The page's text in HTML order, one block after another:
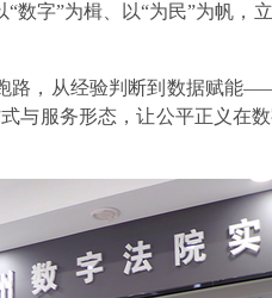
数字”为楫、以“为民”为帆，
路，从经验判断到数据赋能
与服务形态，让公平正义在